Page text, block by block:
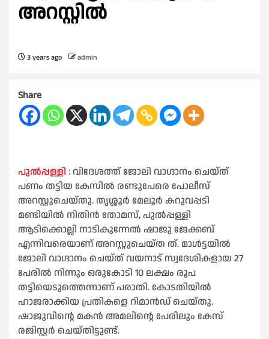
അറസ്റ്റിൽ
3 years ago admin
Share
പുൽപ്പള്ളി : വിദേശത്ത് ജോലി വാഗ്ദാനം ചെയ്ത്
പണം തട്ടിയ കേസിൽ രണ്ടുപേരെ പോലീസ്
അറസ്റ്റുചെയ്തു. തൃശ്ശൂർ മേലൂർ കറുവപ്പടി
മണ്ടിയിൽ നിതിൻ തോമസ്, പുൽപ്പള്ളി
ആടിക്കൊല്ലി നാടികുന്നേൽ ഷാജു ജേക്കബ്
എന്നിവരെയാണ് അറസ്റ്റുചെയ്ത ത്. മാൾട്ടയിൽ
ജോലി വാഗ്ദാനം ചെയ്ത് വയനാട് സ്വദേശികളായ 27
പേരിൽ നിന്നും ഒരുകോടി 10 ലക്ഷം രൂപ
തട്ടിയെടുത്തെന്നാണ് പരാതി. കോടതിയിൽ
ഹാജരാക്കിയ പ്രതികളെ റിമാൻഡ് ചെയ്തു.
ഷാജുവിന്റെ മകൻ അമലിന്റെ പേരിലും കേസ്
രജിസ്റ്റർ ചെയ്തിട്ടുണ്ട്.